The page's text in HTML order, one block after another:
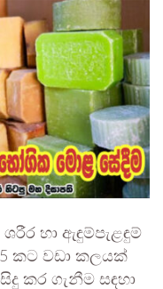
හා ඇඳුම්පැළඳුම්
කට වඩා කලයක්
කර ගැනීම සඳහා